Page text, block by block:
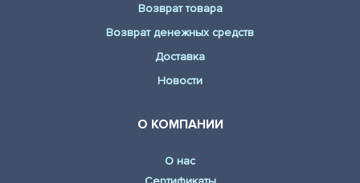
Возврат товара
Возврат денежных средств
Доставка
Новости
О КОМПАНИИ
О нас